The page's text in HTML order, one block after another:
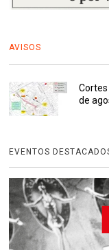
AVISOS
de
EVENTOS